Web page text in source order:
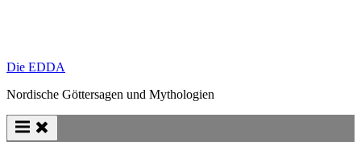
Die EDDA
Nordische Göttersagen und Mythologien